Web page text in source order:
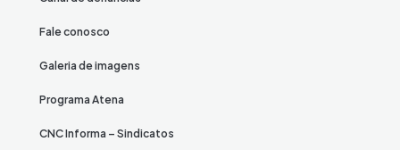
Fale conosco
Galeria de imagens
Programa Atena
CNC Informa – Sindicatos